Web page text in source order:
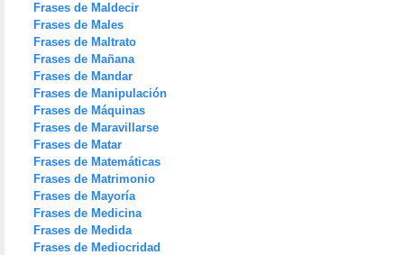
Frases de Maldecir
Frases de Males
Frases de Maltrato
Frases de Mañana
Frases de Mandar
Frases de Manipulación
Frases de Máquinas
Frases de Maravillarse
Frases de Matar
Frases de Matemáticas
Frases de Matrimonio
Frases de Mayoría
Frases de Medicina
Frases de Medida
Frases de Mediocridad